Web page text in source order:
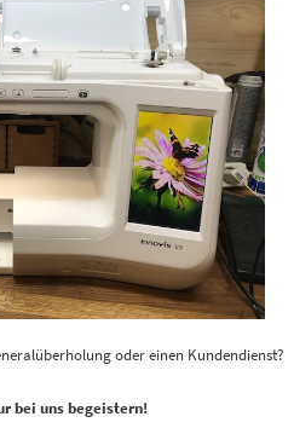
oder einen Kundendienst?
bei uns begeistern!